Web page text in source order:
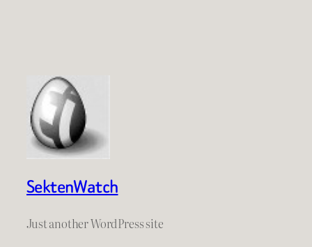
SektenWatch
Just another WordPress site